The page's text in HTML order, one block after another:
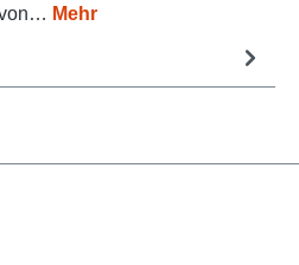
Mehr